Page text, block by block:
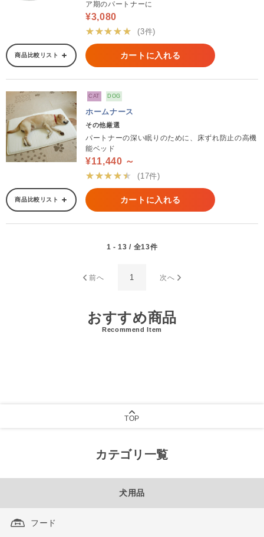
ア期のパートナーに
¥3,080
★★★★★
(3件)
商品比較リスト カートに入れる
CAT DOG
ホームナース
その他厳選
パートナーの深い眠りのために、床ずれ防止の高機
能ベッド
¥11,440 ～
★★★★★
(17件)
商品比較リスト カートに入れる
1 - 13 / 全13件
前へ 1 次へ
おすすめ商品
Recommend Item
TOP
カテゴリ一覧
犬用品
フード